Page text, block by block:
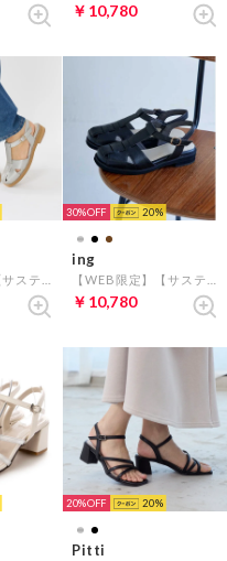
￥10,780
30% 20
ing
￥10,780
20% 20
Pitti